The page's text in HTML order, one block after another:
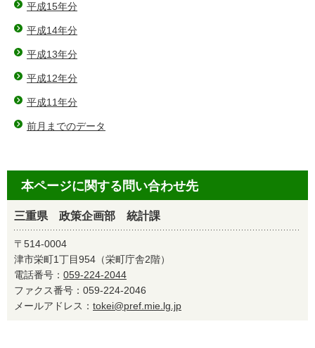
平成15年分
平成14年分
平成13年分
平成12年分
平成11年分
前月までのデータ
本ページに関する問い合わせ先
三重県 政策企画部 統計課
〒514-0004
津市栄町1丁目954（栄町庁舎2階）
電話番号： 059-224-2044
ファクス番号：059-224-2046
メールアドレス： tokei@pref.mie.lg.jp